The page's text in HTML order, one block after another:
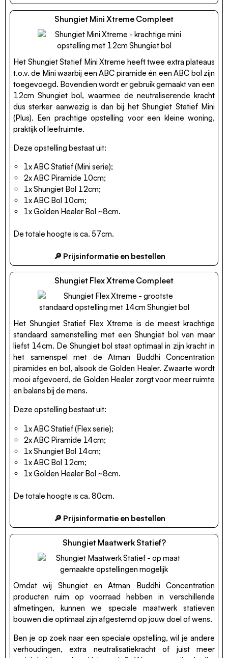
Shungiet Mini Xtreme Compleet
Het Shungiet Statief Mini Xtreme heeft twee extra plateaus
t.o.v. de Mini waarbij een ABC piramide én een ABC bol zijn
toegevoegd. Bovendien wordt er gebruik gemaakt van een
12cm Shungiet bol, waarmee de neutraliserende kracht
dus sterker aanwezig is dan bij het Shungiet Statief Mini
(Plus). Een prachtige opstelling voor een kleine woning,
praktijk of leefruimte.
Deze opstelling bestaat uit:
1x ABC Statief (Mini serie);
2x ABC Piramide 10cm;
1x Shungiet Bol 12cm;
1x ABC Bol 10cm;
1x Golden Healer Bol ~8cm.
De totale hoogte is ca. 57cm.
🔎 Prijsinformatie en bestellen
Shungiet Flex Xtreme Compleet
Het Shungiet Statief Flex Xtreme is de meest krachtige
standaard samenstelling met een Shungiet bol van maar
liefst 14cm. De Shungiet bol staat optimaal in zijn kracht in
het samenspel met de Atman Buddhi Concentration
piramides en bol, alsook de Golden Healer. Zwaarte wordt
mooi afgevoerd, de Golden Healer zorgt voor meer ruimte
en balans bij de mens.
Deze opstelling bestaat uit:
1x ABC Statief (Flex serie);
2x ABC Piramide 14cm;
1x Shungiet Bol 14cm;
1x ABC Bol 12cm;
1x Golden Healer Bol ~8cm.
De totale hoogte is ca. 80cm.
🔎 Prijsinformatie en bestellen
Shungiet Maatwerk Statief?
Omdat wij Shungiet en Atman Buddhi Concentration
producten ruim op voorraad hebben in verschillende
afmetingen, kunnen we speciale maatwerk statieven
bouwen die optimaal zijn afgestemd op jouw doel of wens.
Ben je op zoek naar een speciale opstelling, wil je andere
verhoudingen, extra neutralisatiekracht of juist meer